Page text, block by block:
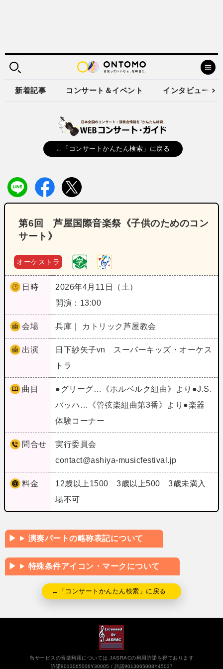
新着記事 コンサート＆イベント インタビュー
←「コンサートかんたん検索」に戻る
第6回 芦屋国際音楽祭《子供のためのコン
サート》
オーケストラ
日時
2026年4月11日（土）
開演：13:00
会場 兵庫｜ カトリック芦屋教会
出演
日下紗矢子vn スーパーキッズ・オーケス
トラ
曲目
●グリーグ…《ホルベルク組曲》より●J.S.
バッハ…《管弦楽組曲第3番》より●楽器
体験コーナー
問合せ
実行委員会
contact@ashiya-musicfestival.jp
料金
12歳以上1500 3歳以上500 3歳未満入
場不可
演奏パートの略称表記について
特殊条件アイコン・マークについて
←「コンサートかんたん検索」に戻る
当サービスの音楽利用については JASRACの利用許諾を得ております
許諾9013065006Y30005
許諾9013065008Y45037